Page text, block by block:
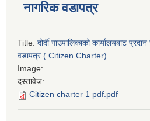
नागरिक वडापत्र
Title: दोर्दी गाउपालिकाको कार्यालयबाट
वडापत्र ( Citizen Charter)
Image:
दस्तावेज:
Citizen charter 1 pdf.pdf